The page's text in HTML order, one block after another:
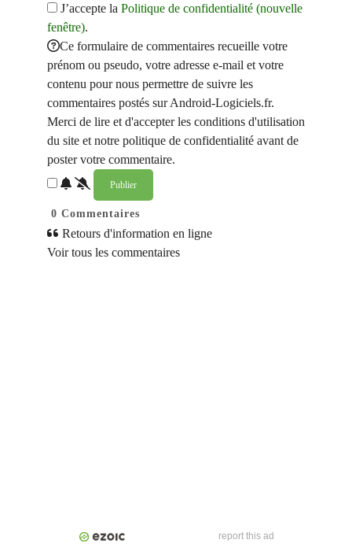
J’accepte la Politique de confidentialité (nouvelle
fenêtre).
Ce formulaire de commentaires recueille votre
prénom ou pseudo, votre adresse e-mail et votre
contenu pour nous permettre de suivre les
commentaires postés sur Android-Logiciels.fr.
Merci de lire et d'accepter les conditions d'utilisation
du site et notre politique de confidentialité avant de
poster votre commentaire.
0 Commentaires
Retours d'information en ligne
Voir tous les commentaires
report this ad